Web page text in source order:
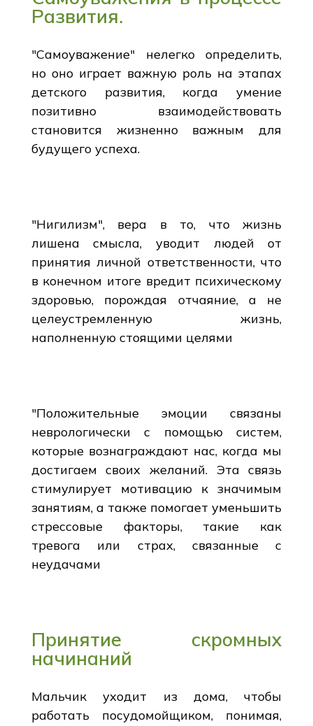
Развития.
"Самоуважение" нелегко определить,
но оно играет важную роль на этапах
детского развития, когда умение
позитивно взаимодействовать
становится жизненно важным для
будущего успеха.
"Нигилизм", вера в то, что жизнь
лишена смысла, уводит людей от
принятия личной ответственности, что
в конечном итоге вредит психическому
здоровью, порождая отчаяние, а не
целеустремленную жизнь,
наполненную стоящими целями
"Положительные эмоции связаны
неврологически с помощью систем,
которые вознаграждают нас, когда мы
достигаем своих желаний. Эта связь
стимулирует мотивацию к значимым
занятиям, а также помогает уменьшить
стрессовые факторы, такие как
тревога или страх, связанные с
неудачами
Принятие скромных
начинаний
Мальчик уходит из дома, чтобы
работать посудомойщиком, понимая,